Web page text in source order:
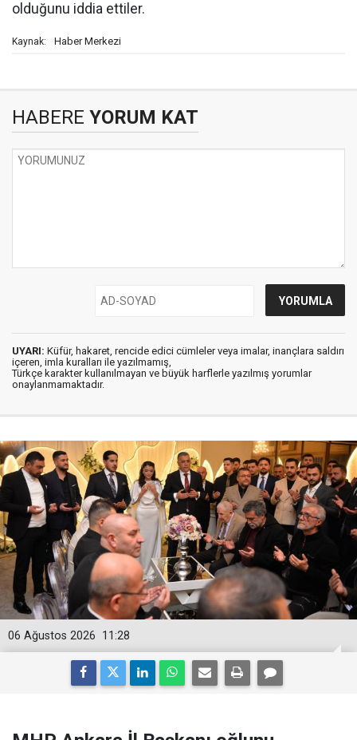
olduğunu iddia ettiler.
Kaynak: Haber Merkezi
HABERE YORUM KAT
UYARI: Küfür, hakaret, rencide edici cümleler veya imalar, inançlara saldırı
içeren, imla kuralları ile yazılmamış,
Türkçe karakter kullanılmayan ve büyük harflerle yazılmış yorumlar
onaylanmamaktadır.
11:28
06 Ağustos 2026